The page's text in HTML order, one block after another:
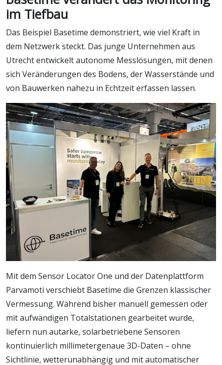
im Tiefbau
Das Beispiel Basetime demonstriert, wie viel Kraft in
dem Netzwerk steckt. Das junge Unternehmen aus
Utrecht entwickelt autonome Messlösungen, mit denen
sich Veränderungen des Bodens, der Wasserstände und
von Bauwerken nahezu in Echtzeit erfassen lassen.
Mit dem Sensor Locator One und der Datenplattform
Parvamoti verschiebt Basetime die Grenzen klassischer
Vermessung. Während bisher manuell gemessen oder
mit aufwändigen Totalstationen gearbeitet wurde,
liefern nun autarke, solarbetriebene Sensoren
kontinuierlich millimetergenaue 3D-Daten – ohne
Sichtlinie, wetterunabhängig und mit automatischer